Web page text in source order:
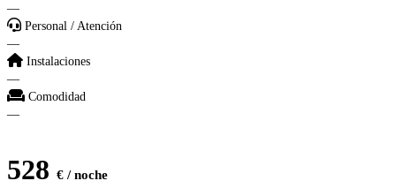
—
Personal / Atención
—
Instalaciones
—
Comodidad
—
528 € / noche